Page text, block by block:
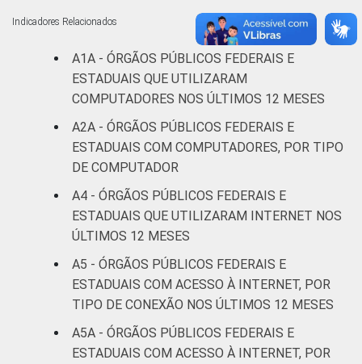
Estudos para o Desenvolvimento da
Sociedade da Informação (Cetic.br),
Pesquisa sobre o uso das tecnologias de
informação e comunicação no setor público
brasileiro - TIC Governo Eletrônico 2019.
Indicadores Relacionados
A1A - ÓRGÃOS PÚBLICOS FEDERAIS E
ESTADUAIS QUE UTILIZARAM
COMPUTADORES NOS ÚLTIMOS 12 MESES
A2A - ÓRGÃOS PÚBLICOS FEDERAIS E
ESTADUAIS COM COMPUTADORES, POR TIPO
DE COMPUTADOR
A4 - ÓRGÃOS PÚBLICOS FEDERAIS E
ESTADUAIS QUE UTILIZARAM INTERNET NOS
ÚLTIMOS 12 MESES
A5 - ÓRGÃOS PÚBLICOS FEDERAIS E
ESTADUAIS COM ACESSO À INTERNET, POR
TIPO DE CONEXÃO NOS ÚLTIMOS 12 MESES
A5A - ÓRGÃOS PÚBLICOS FEDERAIS E
ESTADUAIS COM ACESSO À INTERNET, POR